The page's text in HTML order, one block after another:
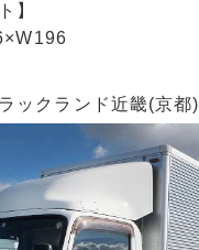
】
ックランド近畿(京都)